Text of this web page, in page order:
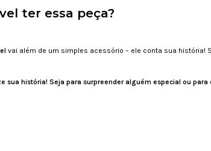
ter essa peça?
vai além de um simples acessório – ele conta sua história!
sua história! Seja para surpreender alguém especial ou